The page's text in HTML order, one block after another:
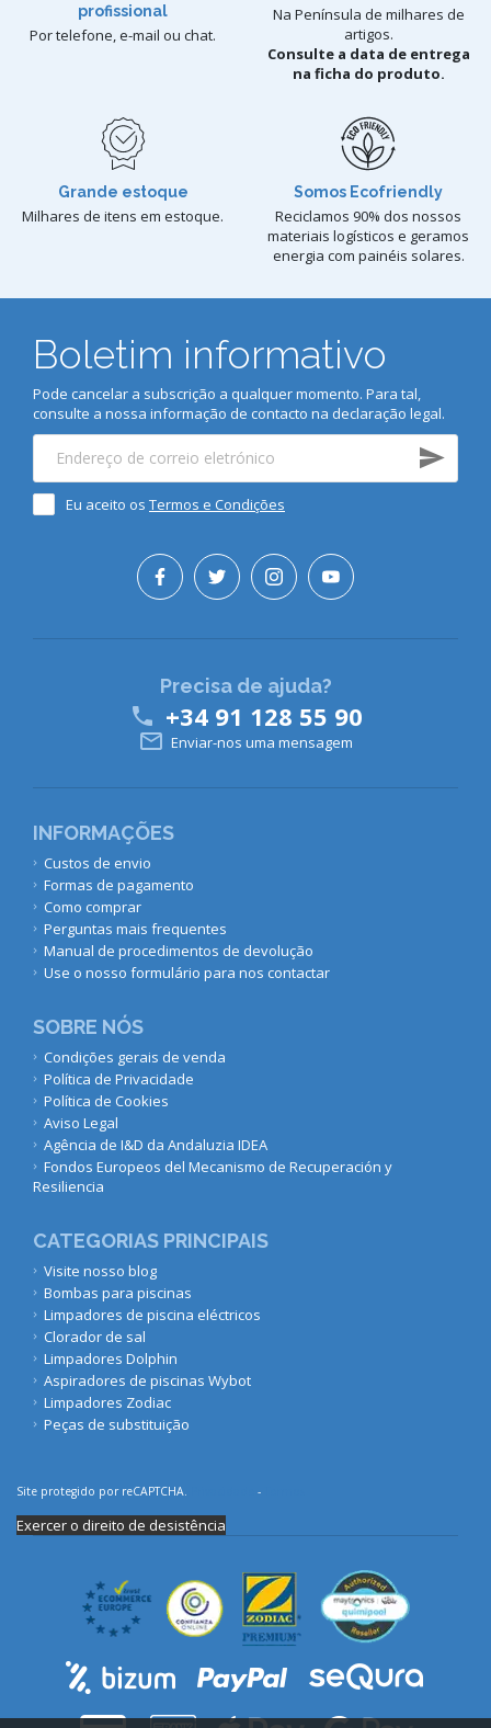
profissional
Por telefone, e-mail ou chat.
Na Península de milhares de
artigos.
Consulte a data de entrega
na ficha do produto.
Grande estoque
Milhares de itens em estoque.
Somos Ecofriendly
Reciclamos 90% dos nossos
materiais logísticos e geramos
energia com painéis solares.
Boletim informativo
Pode cancelar a subscrição a qualquer momento. Para tal,
consulte a nossa informação de contacto na declaração legal.
Eu aceito os Termos e Condições
INFORMAÇÕES
Custos de envio
Formas de pagamento
Como comprar
Perguntas mais frequentes
Manual de procedimentos de devolução
Use o nosso formulário para nos contactar
SOBRE NÓS
Condições gerais de venda
Política de Privacidade
Política de Cookies
Aviso Legal
Agência de I&D da Andaluzia IDEA
Fondos Europeos del Mecanismo de Recuperación y
Resiliencia
CATEGORIAS PRINCIPAIS
Visite nosso blog
Bombas para piscinas
Limpadores de piscina eléctricos
Clorador de sal
Limpadores Dolphin
Aspiradores de piscinas Wybot
Limpadores Zodiac
Peças de substituição
Precisa de ajuda?
 +34 91 128 55 90
 Enviar-nos uma mensagem
Site protegido por reCAPTCHA. -
Exercer o direito de desistência